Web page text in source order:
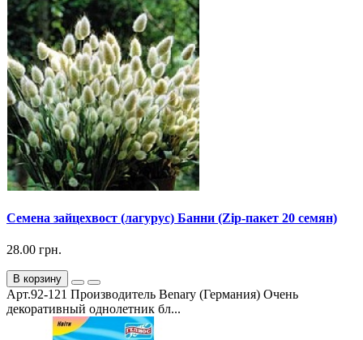
Семена зайцехвост (лагурус) Банни (Zip-пакет 20 семян)
28.00 грн.
В корзину
Арт.92-121 Производитель Benary (Германия) Очень
декоративный однолетник бл...